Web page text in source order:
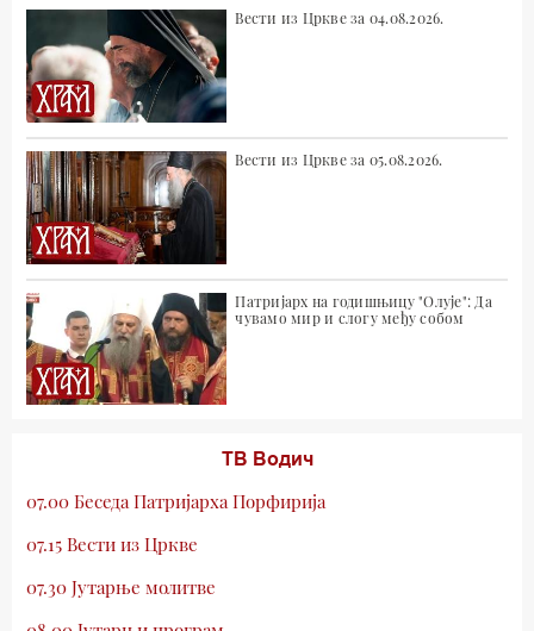
Вести из Цркве за 04.08.2026.
Вести из Цркве за 05.08.2026.
Патријарх на годишњицу "Олује": Да
чувамо мир и слогу међу собом
ТВ Водич
07.00 Беседа Патријарха Порфирија
07.15 Вести из Цркве
07.30 Јутарње молитве